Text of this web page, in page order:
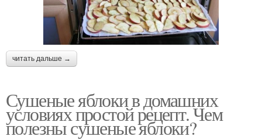
читать дальше →
Сушеные яблоки в домашних
условиях простой рецепт. Чем
полезны сушеные яблоки?